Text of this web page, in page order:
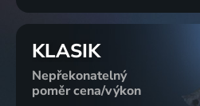
KLASIK
Nepřekonatelný
poměr cena/výkon